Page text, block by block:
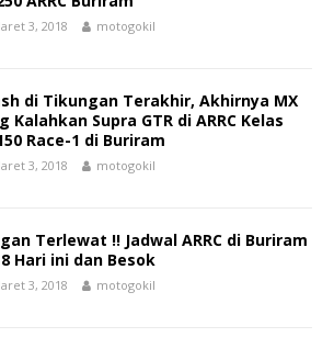
3, 2018 motogokil
di Tikungan Terakhir, Akhirnya MX
Kalahkan Supra GTR di ARRC Kelas
Race-1 di Buriram
3, 2018 motogokil
Terlewat !! Jadwal ARRC di Buriram
Hari ini dan Besok
3, 2018 motogokil